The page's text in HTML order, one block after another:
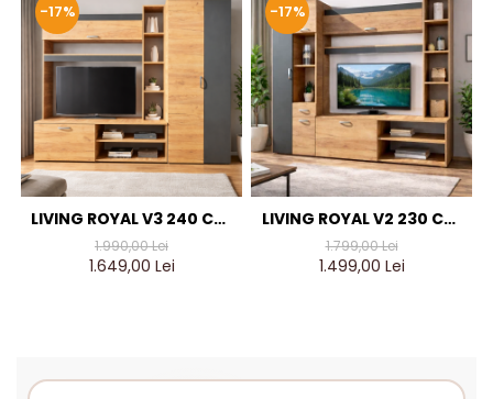
-17%
LIVING ROYAL V3 240 CM,
STEJAR AURIU & GRI
ANTRACIT – MOBILIER
1.990,00 Lei
1.649,00 Lei
-17%
LIVING ROYAL V2 230 CM,
STEJAR AURIU & GRI
ANTRACIT – MOBILIER
1.799,00 Lei
1.499,00 Lei